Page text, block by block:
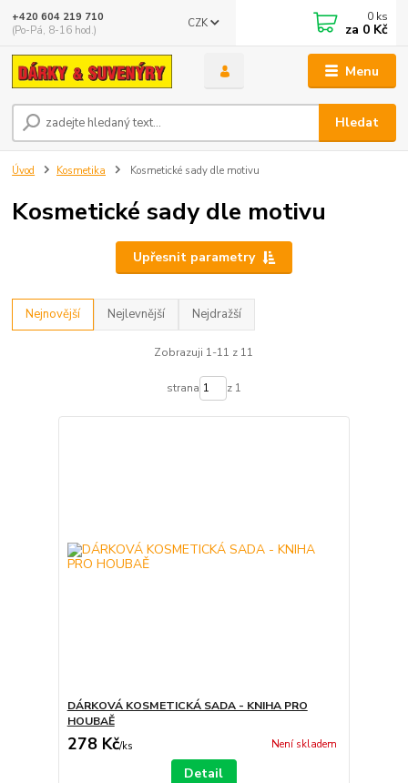
Menu
CZK
Hledat
+420 604 219 710
(Po-Pá, 8-16 hod.)
0 ks
za 0 Kč
Úvod Kosmetika Kosmetické sady dle motivu
Kosmetické sady dle motivu
Upřesnit parametry
Nejnovější Nejlevnější Nejdražší
Zobrazuji 1-11 z 11
strana z 1
DÁRKOVÁ KOSMETICKÁ SADA - KNIHA PRO
HOUBAĚ
278 Kč/ks Není skladem
Detail